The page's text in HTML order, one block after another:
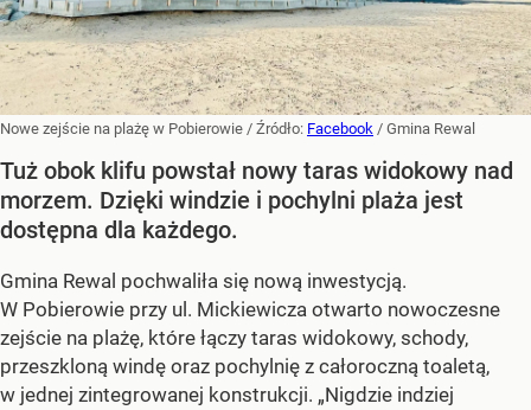
Nowe zejście na plażę w Pobierowie / Źródło: Facebook / Gmina Rewal
Tuż obok klifu powstał nowy taras widokowy nad
morzem. Dzięki windzie i pochylni plaża jest
dostępna dla każdego.
Gmina Rewal pochwaliła się nową inwestycją.
W Pobierowie przy ul. Mickiewicza otwarto nowoczesne
zejście na plażę, które łączy taras widokowy, schody,
przeszkloną windę oraz pochylnię z całoroczną toaletą,
w jednej zintegrowanej konstrukcji. „Nigdzie indziej